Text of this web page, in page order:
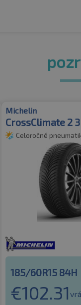
Michelin
CrossClimate 2
Celoročné
185/60R15 84H
€102.31